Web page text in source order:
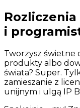
i
Tworzysz świetne
produkty albo
świata? Super.
zamieszanie z
unijnym i ulgą IP